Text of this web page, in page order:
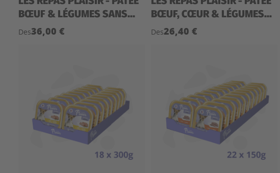
BŒUF & LÉGUMES SANS...
Des36,00 €
BŒUF, CŒUR & LÉGUMES...
Des26,40 €